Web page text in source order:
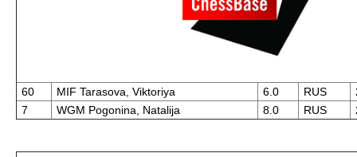
60 MIF Tarasova, Viktoriya 6.0 RUS
7
WGM Pogonina, Natalija 8.0 RUS